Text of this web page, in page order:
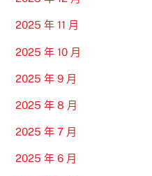
2025 年 11 月
2025 年 10 月
2025 年 9 月
2025 年 8 月
2025 年 7 月
2025 年 6 月